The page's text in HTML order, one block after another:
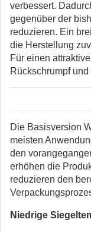
verbessert.
gegenüber der
reduzieren. Ein
die Herstellung
Für einen
Rückschrumpf
Die Basisversion
meisten
den
erhöhen die
reduzieren den
Niedrige